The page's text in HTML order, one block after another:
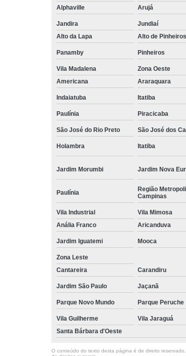
Alphaville
Arujá
Jandira Jundiaí
Alto da Lapa
Alto de Pinheiros
Panamby Pinheiros
Vila Madalena
Zona Oeste
Americana
Araraquara
Indaiatuba Itatiba
Paulínia Piracicaba
São José do Rio Preto São José dos
Holambra Itatiba
Jardim Morumbi Jardim Nova
Paulínia
Região
Campinas
Vila Industrial Vila Mimosa
Anália Franco
Aricanduva
Jardim Iguatemi Mooca
Zona Leste
Cantareira
Carandiru
Jardim São Paulo Jaçanã
Parque Novo Mundo Parque Peruche
Vila Guilherme Vila Jaraguá
Santa Bárbara d'Oeste
O conteúdo do texto desta página é de direito